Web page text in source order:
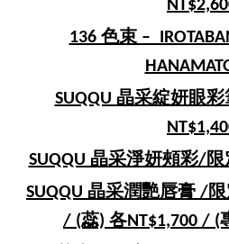
136 色束 –
SUQQU 晶采綻妍眼
SUQQU 晶采淨妍頰彩/限
SUQQU 晶采潤艷唇膏 /
/ (蕊) 各NT$1,700 / (